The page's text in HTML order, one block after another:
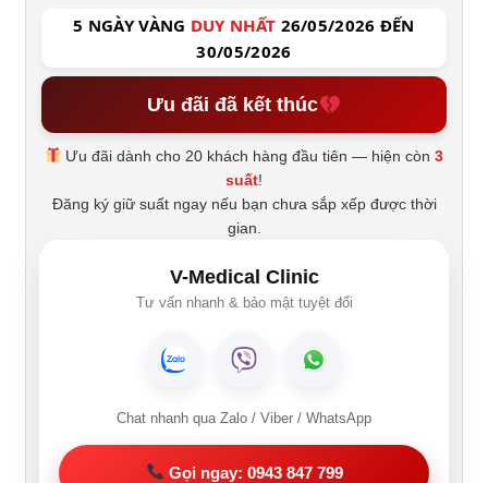
5 NGÀY VÀNG DUY NHẤT 26/05/2026 ĐẾN
30/05/2026
Ưu đãi đã kết thúc
Ưu đãi dành cho 20 khách hàng đầu tiên — hiện còn3
suất!
Đăng ký giữ suất ngay nếu bạn chưa sắp xếp được thời
gian.
V-Medical Clinic
Tư vấn nhanh & bảo mật tuyệt đối
Chat nhanh qua Zalo / Viber / WhatsApp
Gọi ngay: 0943 847 799